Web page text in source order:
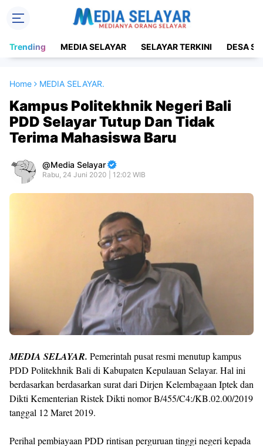
Trending MEDIA SELAYAR SELAYAR TERKINI DESA
Home MEDIA SELAYAR.
Kampus Politekhnik Negeri Bali
PDD Selayar Tutup Dan Tidak
Terima Mahasiswa Baru
Media Selayar
Rabu, 24 Juni 2020 | 12:02 WIB
MEDIA SELAYAR. Pemerintah pusat resmi menutup kampus
PDD Politekhnik Bali di Kabupaten Kepulauan Selayar. Hal ini
berdasarkan berdasarkan surat dari Dirjen Kelembagaan Iptek dan
Dikti Kementerian Ristek Dikti nomor B/455/C4:/KB.02.00/2019
tanggal 12 Maret 2019.
Perihal pembiayaan PDD rintisan perguruan tinggi negeri kepada